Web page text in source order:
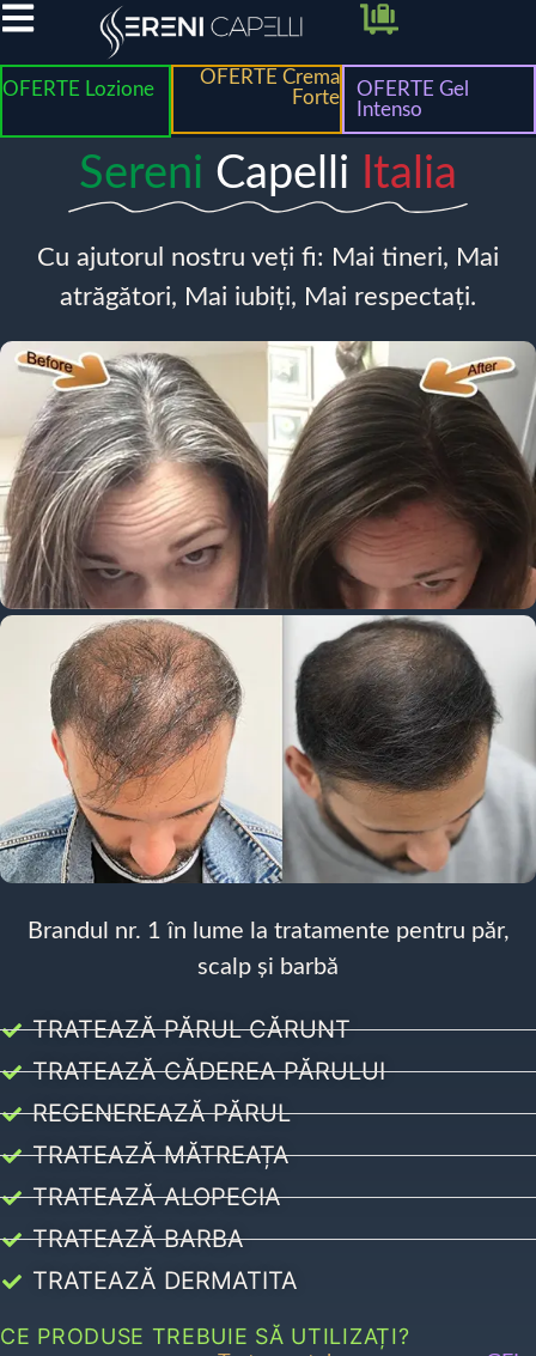
OFERTE Lozione
OFERTE Crema
Forte
OFERTE Gel
Intenso
Sereni Capelli Italia
Cu ajutorul nostru veți fi: Mai tineri, Mai
atrăgători, Mai iubiți, Mai respectați.
Brandul nr. 1 în lume la tratamente pentru păr,
scalp și barbă
TRATEAZĂ PĂRUL CĂRUNT
TRATEAZĂ CĂDEREA PĂRULUI
REGENEREAZĂ PĂRUL
TRATEAZĂ MĂTREAȚA
TRATEAZĂ ALOPECIA
TRATEAZĂ BARBA
TRATEAZĂ DERMATITA
CE PRODUSE TREBUIE SĂ UTILIZAȚI?